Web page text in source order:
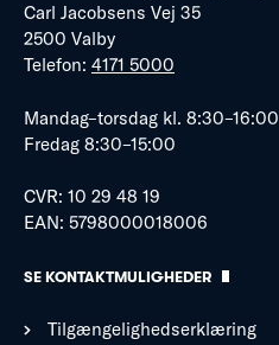
Carl Jacobsens Vej 35
2500 Valby
Telefon: 4171 5000
Mandag–torsdag kl. 8:30–16:00
Fredag 8:30–15:00
CVR: 10 29 48 19
EAN: 5798000018006
SE KONTAKTMULIGHEDER
Tilgængelighedserklæring